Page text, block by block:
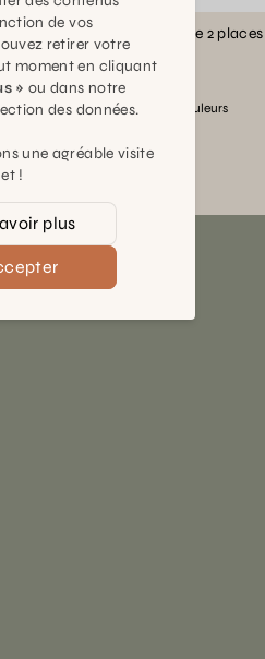
/ Taupe grisé
cèdre / Taupe grisé
Romarin / Taupe grisé
: Pesto / Taupe grisé
Banquette Bellevie 2 places
L148xP53xH41cm
CHF 1089,00
Voir ce produit en couleur
Voir ce produit en
Voir ce produit en
Voir ce produit en
couleurs
de vos
retirer votre
moment en cliquant
» ou dans notre
des données.
une agréable visite
!
plus